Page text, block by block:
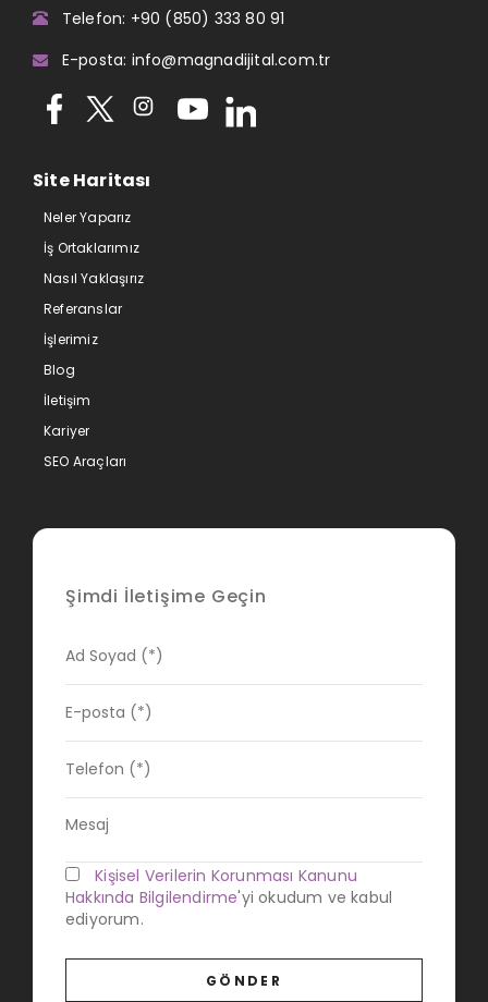
Telefon: +90 (850) 333 80 91
E-posta: info@magnadijital.com.tr
Site Haritası
Neler Yaparız
İş Ortaklarımız
Nasıl Yaklaşırız
Referanslar
İşlerimiz
Blog
İletişim
Kariyer
SEO Araçları
Şimdi İletişime Geçin
Kişisel Verilerin Korunması Kanunu
Hakkında Bilgilendirme'yi okudum ve kabul
ediyorum.